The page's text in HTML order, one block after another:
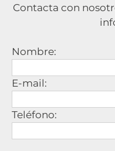
Contacta con
Nombre:
E-mail:
Teléfono: